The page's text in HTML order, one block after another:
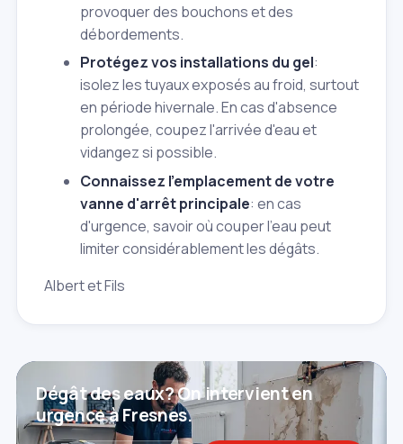
provoquer des bouchons et des
débordements.
Protégez vos installations du gel:
isolez les tuyaux exposés au froid, surtout
en période hivernale. En cas d'absence
prolongée, coupez l'arrivée d'eau et
vidangez si possible.
Connaissez l'emplacement de votre
vanne d'arrêt principale: en cas
d'urgence, savoir où couper l'eau peut
limiter considérablement les dégâts.
Albert et Fils
Dégât des eaux? On intervient en
urgence à Fresnes.